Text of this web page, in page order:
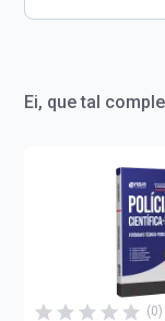
Ei, que tal
(0)